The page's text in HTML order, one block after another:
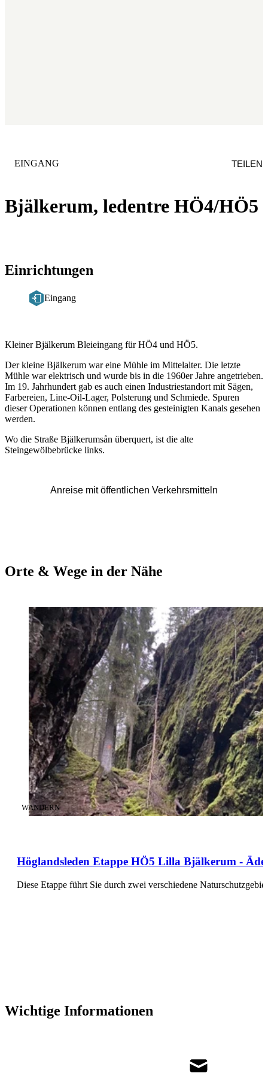
Bjälkerum, ledentre HÖ4/HÖ5
KATEGORIE
EINGANG TEILEN
Einrichtungen
Eingang
Kleiner Bjälkerum Bleieingang für HÖ4 und HÖ5.
Der kleine Bjälkerum war eine Mühle im Mittelalter. Die letzte
Mühle war elektrisch und wurde bis in die 1960er Jahre angetrieben.
Im 19. Jahrhundert gab es auch einen Industriestandort mit Sägen,
Farbereien, Line-Oil-Lager, Polsterung und Schmiede. Spuren
dieser Operationen können entlang des gesteinigten Kanals gesehen
werden.
Wo die Straße Bjälkerumsån überquert, ist die alte
Steingewölbebrücke links.
Anreise mit öffentlichen Verkehrsmitteln
Orte & Wege in der Nähe
Höglandsleden Etappe HÖ5 Lilla Bjälkerum -
KATEGORIE :
WANDERN
Diese Etappe führt Sie durch zwei verschiedene
Wichtige Informationen